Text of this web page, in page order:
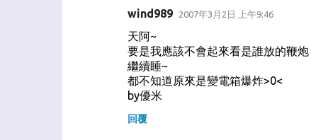
wind989 2007年3月2日 上午9:46
天阿~
要是我應該不會起來看是誰放的鞭炮
繼續睡~
都不知道原來是變電箱爆炸>0<
by優米
回覆